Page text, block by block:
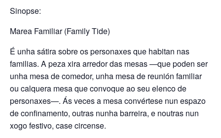
Sinopse:
Marea Familiar (Family Tide)
É unha sátira sobre os personaxes que habitan nas
familias. A peza xira arredor das mesas —que poden ser
unha mesa de comedor, unha mesa de reunión familiar
ou calquera mesa que convoque ao seu elenco de
personaxes—. Ás veces a mesa convértese nun espazo
de confinamento, outras nunha barreira, e noutras nun
xogo festivo, case circense.